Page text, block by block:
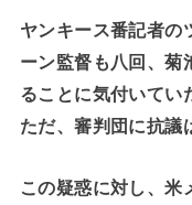
ヤンキース番記者の
ーン監督も八回、菊
ることに気付いてい
ただ、審判団に抗議
この疑惑に対し、米